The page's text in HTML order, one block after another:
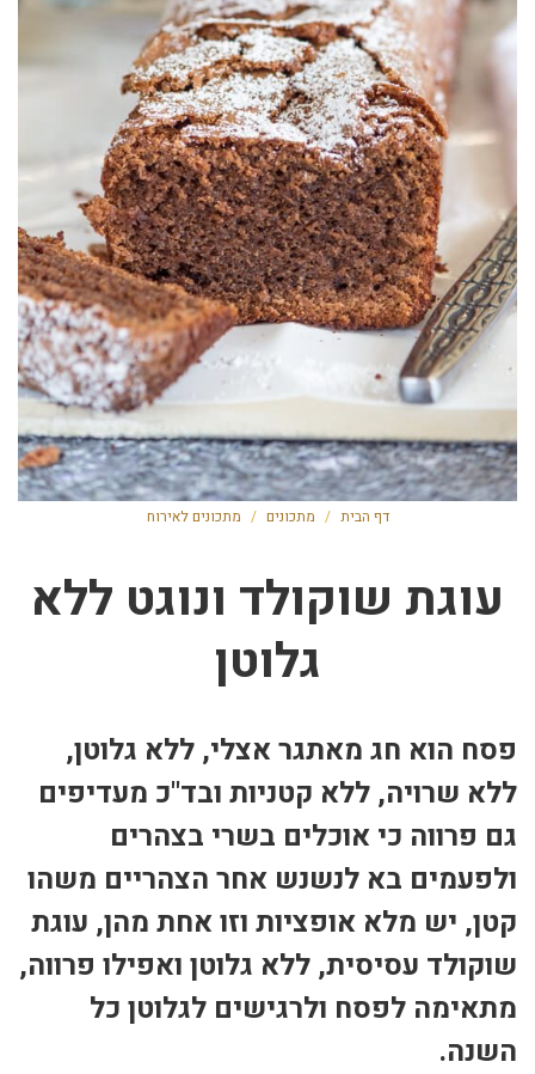
דף הבית / מתכונים / מתכונים לאירוח
עוגת שוקולד ונוגט ללא
גלוטן
פסח הוא חג מאתגר אצלי, ללא גלוטן,
ללא שרויה, ללא קטניות ובד"כ מעדיפים
גם פרווה כי אוכלים בשרי בצהרים
ולפעמים בא לנשנש אחר הצהריים משהו
קטן, יש מלא אופציות וזו אחת מהן, עוגת
שוקולד עסיסית, ללא גלוטן ואפילו פרווה,
מתאימה לפסח ולרגישים לגלוטן כל
השנה.